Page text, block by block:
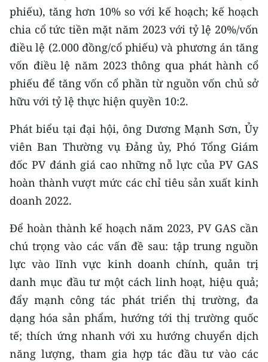
ENGLISH
中文
FRANÇAIS
РУССКИЙ
ESPAÑOL
한국어
phiếu), tăng hơn 10% so với kế hoạch; kế hoạch
chia cổ tức tiền mặt năm 2023 với tỷ lệ 20%/vốn
điều lệ (2.000 đồng/cổ phiếu) và phương án tăng
vốn điều lệ năm 2023 thông qua phát hành cổ
phiếu để tăng vốn cổ phần từ nguồn vốn chủ sở
hữu với tỷ lệ thực hiện quyền 10:2.
Phát biểu tại đại hội, ông Dương Mạnh Sơn, Ủy
viên Ban Thường vụ Đảng ủy, Phó Tổng Giám
đốc PV đánh giá cao những nỗ lực của PV GAS
hoàn thành vượt mức các chỉ tiêu sản xuất kinh
doanh 2022.
Để hoàn thành kế hoạch năm 2023, PV GAS cần
chú trọng vào các vấn đề sau: tập trung nguồn
lực vào lĩnh vực kinh doanh chính, quản trị
danh mục đầu tư một cách linh hoạt, hiệu quả;
đẩy mạnh công tác phát triển thị trường, đa
dạng hóa sản phẩm, hướng tới thị trường quốc
tế; thích ứng nhanh với xu hướng chuyển dịch
năng lượng, tham gia hợp tác đầu tư vào các